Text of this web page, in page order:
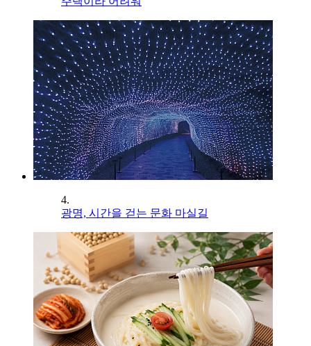
4.
광명, 시간을 걷는 문화 마실길